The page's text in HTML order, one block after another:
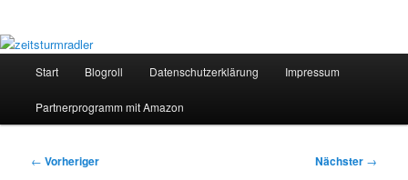
Start Blogroll Datenschutzerklärung Impressum
Partnerprogramm mit Amazon
Beitragsnavigation
← Vorheriger Nächster →